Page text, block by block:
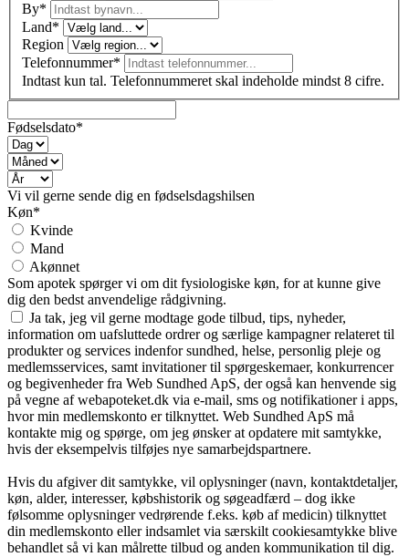
By*
Land*
Region
Telefonnummer*
Indtast kun tal. Telefonnummeret skal indeholde mindst 8 cifre.
Fødselsdato*
Vi vil gerne sende dig en fødselsdagshilsen
Køn*
Kvinde
Mand
Akønnet
Som apotek spørger vi om dit fysiologiske køn, for at kunne give
dig den bedst anvendelige rådgivning.
Ja tak, jeg vil gerne modtage gode tilbud, tips, nyheder,
information om uafsluttede ordrer og særlige kampagner relateret til
produkter og services indenfor sundhed, helse, personlig pleje og
medlemsservices, samt invitationer til spørgeskemaer, konkurrencer
og begivenheder fra Web Sundhed ApS, der også kan henvende sig
på vegne af webapoteket.dk via e-mail, sms og notifikationer i apps,
hvor min medlemskonto er tilknyttet. Web Sundhed ApS må
kontakte mig og spørge, om jeg ønsker at opdatere mit samtykke,
hvis der eksempelvis tilføjes nye samarbejdspartnere.
Hvis du afgiver dit samtykke, vil oplysninger (navn, kontaktdetaljer,
køn, alder, interesser, købshistorik og søgeadfærd – dog ikke
følsomme oplysninger vedrørende f.eks. køb af medicin) tilknyttet
din medlemskonto eller indsamlet via særskilt cookiesamtykke blive
behandlet så vi kan målrette tilbud og anden kommunikation til dig.